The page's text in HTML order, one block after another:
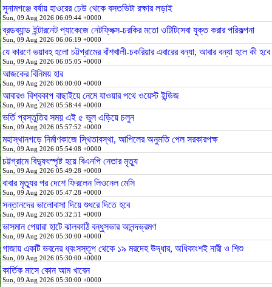
সুনামগঞ্জে বর্ষায় হাওরের ঢেউ থেকে বসতভিটা রক্ষার লড়াই
Sun, 09 Aug 2026 06:09:44 +0000
ব্রডব্যান্ড ইন্টারনেট প্যাকেজে নেটফ্লিক্স-চরকির মতো ওটিটিসেবা যুক্ত করার পরিকল্পনা
Sun, 09 Aug 2026 06:06:19 +0000
যে কারণে ভয়াবহ হলো চট্টগ্রামের বাঁশখালী-চকরিয়ার এবারের বন্যা, আবার বন্যা হলে কী হবে
Sun, 09 Aug 2026 06:05:05 +0000
আজকের বিনিময় হার
Sun, 09 Aug 2026 06:00:00 +0000
আবারও বিশ্বকাপ বাছাইয়ে নেমে যাওয়ার পথে ওয়েস্ট ইন্ডিজ
Sun, 09 Aug 2026 05:58:44 +0000
ভর্তি প্রস্তুতির সময় এই ৫ ভুল এড়িয়ে চলুন
Sun, 09 Aug 2026 05:57:52 +0000
মহাস্থানগড়ে নির্মাণকাজে স্থিতাবস্থা, আপিলের অনুমতি পেল সরকারপক্ষ
Sun, 09 Aug 2026 05:54:08 +0000
চট্টগ্রামে বিদ্যুৎস্পৃষ্ট হয়ে বিএনপি নেতার মৃত্যু
Sun, 09 Aug 2026 05:49:28 +0000
বাবার মৃত্যুর পর দেশে ফিরলেন লিওনেল মেসি
Sun, 09 Aug 2026 05:47:28 +0000
সন্তানদের ভালোবাসা দিয়ে শুধরে দিতে হবে
Sun, 09 Aug 2026 05:32:51 +0000
ভাসমান পেয়ারা হাটে ঝালকাঠি বন্ধুসভার আনন্দভ্রমণ
Sun, 09 Aug 2026 05:30:00 +0000
গাজায় একটি ভবনের ধ্বংসস্তূপ থেকে ১৯ মরদেহ উদ্ধার, অধিকাংশই নারী ও শিশু
Sun, 09 Aug 2026 05:30:00 +0000
কার্তিক মাসে কোন আম খাবেন
Sun, 09 Aug 2026 05:30:00 +0000